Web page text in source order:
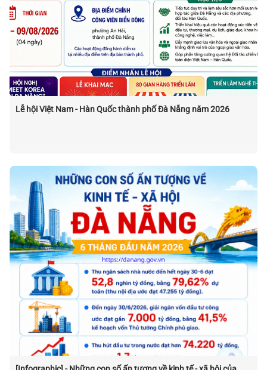
Lễ hội Việt Nam - Hàn Quốc thành phố Đà Nẵng năm 2026